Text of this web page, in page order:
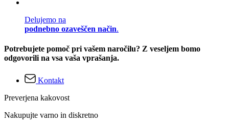
Delujemo na
podnebno ozaveščen način.
Potrebujete pomoč pri vašem naročilu? Z veseljem bomo
odgovorili na vsa vaša vprašanja.
Kontakt
Preverjena kakovost
Nakupujte varno in diskretno